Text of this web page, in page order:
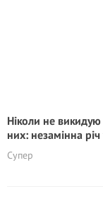
Ніколи не
них: незамінна
Супер